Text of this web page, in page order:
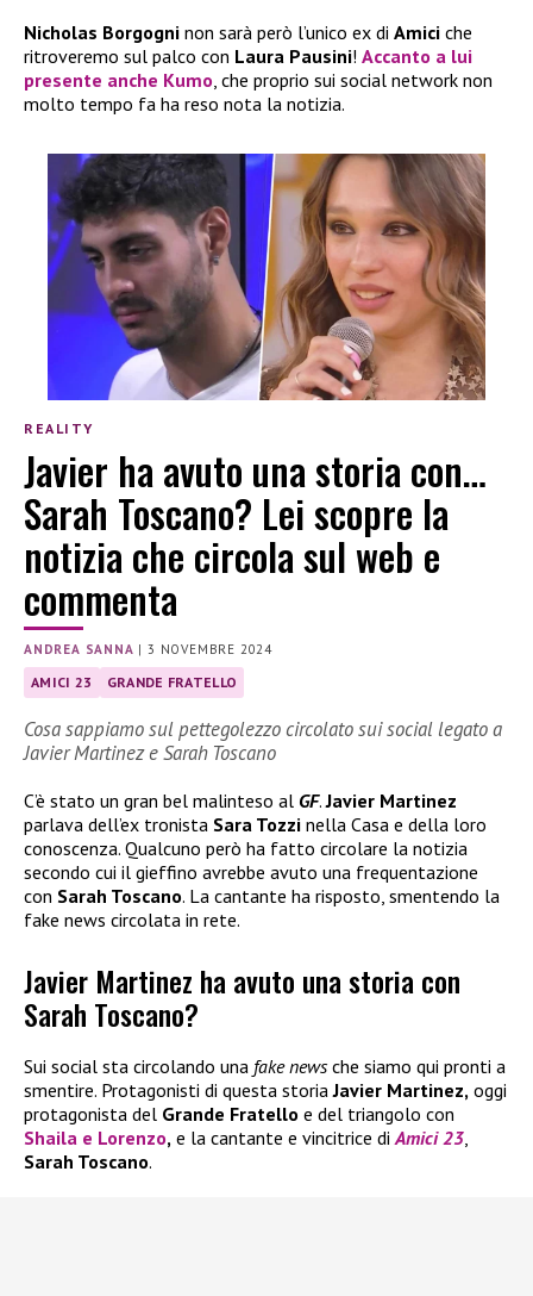
Nicholas Borgogni non sarà però l’unico ex di Amici che
ritroveremo sul palco con Laura Pausini! Accanto a lui
presente anche Kumo, che proprio sui social network non
molto tempo fa ha reso nota la notizia.
REALITY
Javier ha avuto una storia con…
Sarah Toscano? Lei scopre la
notizia che circola sul web e
commenta
ANDREA SANNA |3 NOVEMBRE 2024
AMICI 23 GRANDE FRATELLO
Cosa sappiamo sul pettegolezzo circolato sui social legato a
Javier Martinez e Sarah Toscano
C’è stato un gran bel malinteso al GF.Javier Martinez
parlava dell’ex tronista Sara Tozzi nella Casa e della loro
conoscenza. Qualcuno però ha fatto circolare la notizia
secondo cui il gieffino avrebbe avuto una frequentazione
con Sarah Toscano. La cantante ha risposto, smentendo la
fake news circolata in rete.
Javier Martinez ha avuto una storia con
Sarah Toscano?
Sui social sta circolando una fake newsche siamo qui pronti a
smentire. Protagonisti di questa storiaJavier Martinez, oggi
protagonista del Grande Fratello e del triangolo con
Shaila e Lorenzo, e la cantante e vincitrice di Amici 23
Sarah Toscano.